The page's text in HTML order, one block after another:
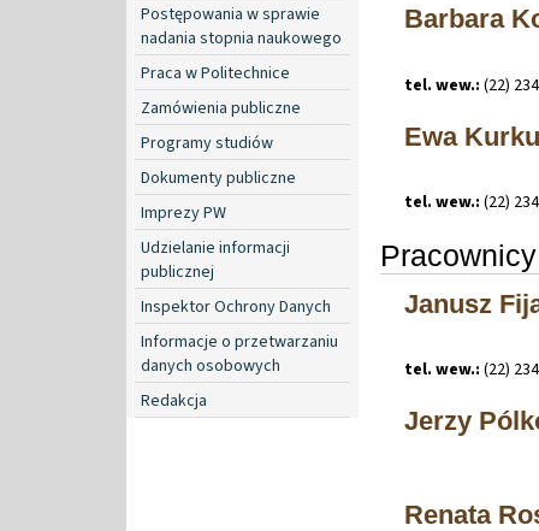
Postępowania w sprawie
nadania stopnia naukowego
Praca w Politechnice
Zamówienia publiczne
Programy studiów
Dokumenty publiczne
Imprezy PW
Udzielanie informacji
publicznej
Inspektor Ochrony Danych
Informacje o przetwarzaniu
danych osobowych
Redakcja
Barbara
tel. wew.: (22)
Ewa
tel. wew.: (22)
Janusz
tel. wew.: (22)
Jerzy
Renata